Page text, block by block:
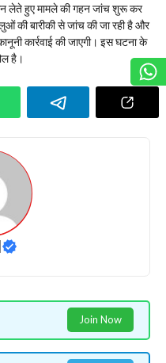
लेते हुए मामले की गहन जांच शुरू कर
की बारीकी से जांच की जा रही है और
कार्रवाई की जाएगी। इस घटना के
है।
Join Now